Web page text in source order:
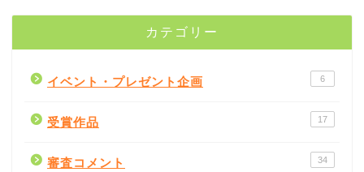
カテゴリー
イベント・プレゼント企画 6
受賞作品 17
審査コメント 34